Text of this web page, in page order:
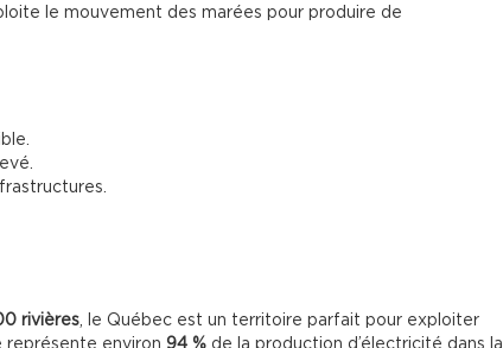
le mouvement des marées pour produire de
rivières, le Québec est un territoire parfait pour exploiter
représente environ 94 % de la production d’électricité dans la